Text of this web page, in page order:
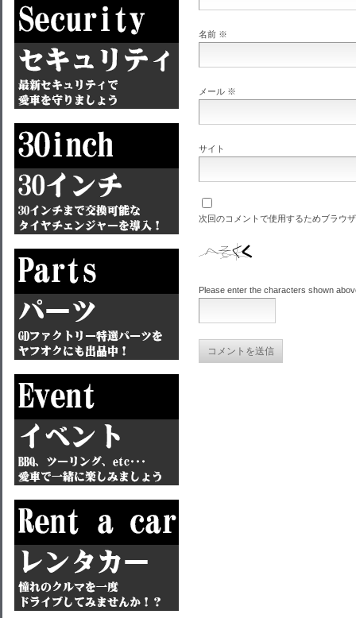
名前 ※
メール ※
サイト
次回のコメントで使用するためブラウ
Please enter the characters shown